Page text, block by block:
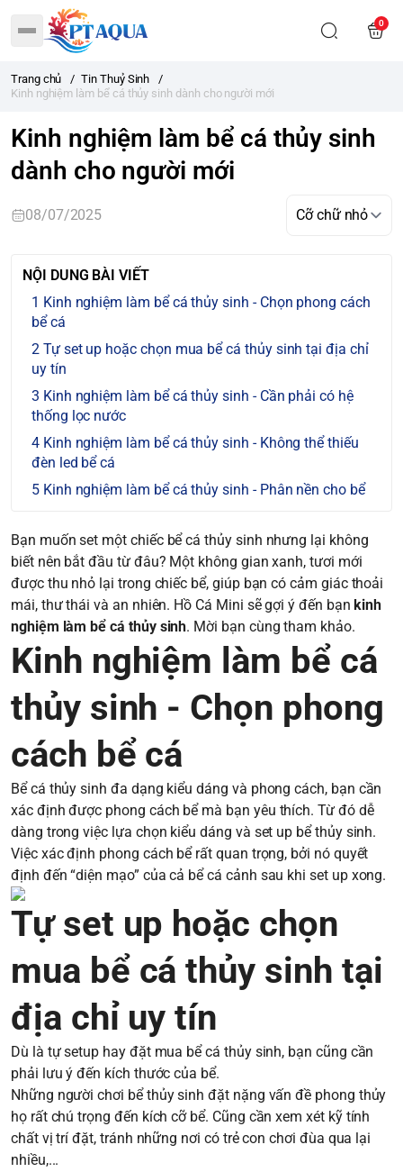
0
Trang chủ / Tin Thuỷ Sinh
/
Kinh nghiệm làm bể cá thủy sinh dành cho người mới
Kinh nghiệm làm bể cá thủy sinh
dành cho người mới
08/07/2025
NỘI DUNG BÀI VIẾT
Kinh nghiệm làm bể cá thủy sinh - Chọn phong cách
bể cá
Tự set up hoặc chọn mua bể cá thủy sinh tại địa chỉ
uy tín
Kinh nghiệm làm bể cá thủy sinh - Cần phải có hệ
thống lọc nước
Kinh nghiệm làm bể cá thủy sinh - Không thể thiếu
đèn led bể cá
Kinh nghiệm làm bể cá thủy sinh - Phân nền cho bể
Bạn muốn set một chiếc bể cá thủy sinh nhưng lại không
biết nên bắt đầu từ đâu? Một không gian xanh, tươi mới
được thu nhỏ lại trong chiếc bể, giúp bạn có cảm giác thoải
mái, thư thái và an nhiên. Hồ Cá Mini sẽ gợi ý đến bạnkinh
nghiệm làm bể cá thủy sinh. Mời bạn cùng tham khảo.
Kinh nghiệm làm bể cá
thủy sinh - Chọn phong
cách bể cá
Bể cá thủy sinh đa dạng kiểu dáng và phong cách, bạn cần
xác định được phong cách bể mà bạn yêu thích. Từ đó dễ
dàng trong việc lựa chọn kiểu dáng và set up bể thủy sinh.
Việc xác định phong cách bể rất quan trọng, bởi nó quyết
định đến “diện mạo” của cả bể cá cảnh sau khi set up xong.
Tự set up hoặc chọn
mua bể cá thủy sinh tại
địa chỉ uy tín
Dù là tự setup hay đặt mua bể cá thủy sinh, bạn cũng cần
phải lưu ý đến kích thước của bể.
Những người chơi bể thủy sinh đặt nặng vấn đề phong thủy
họ rất chú trọng đến kích cỡ bể. Cũng cần xem xét kỹ tính
chất vị trí đặt, tránh những nơi có trẻ con chơi đùa qua lại
nhiều,...